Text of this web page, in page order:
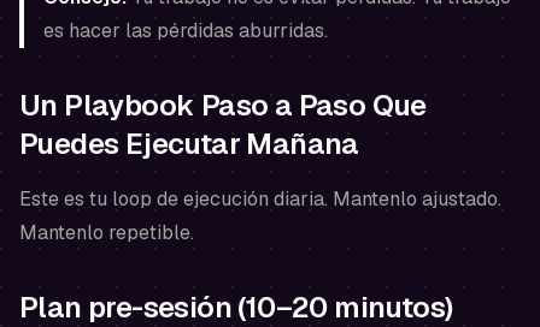
es hacer las pérdidas aburridas.
Un Playbook Paso a Paso Que
Puedes Ejecutar Mañana
Este es tu loop de ejecución diaria. Mantenlo ajustado.
Mantenlo repetible.
Plan pre-sesión (10–20 minutos)